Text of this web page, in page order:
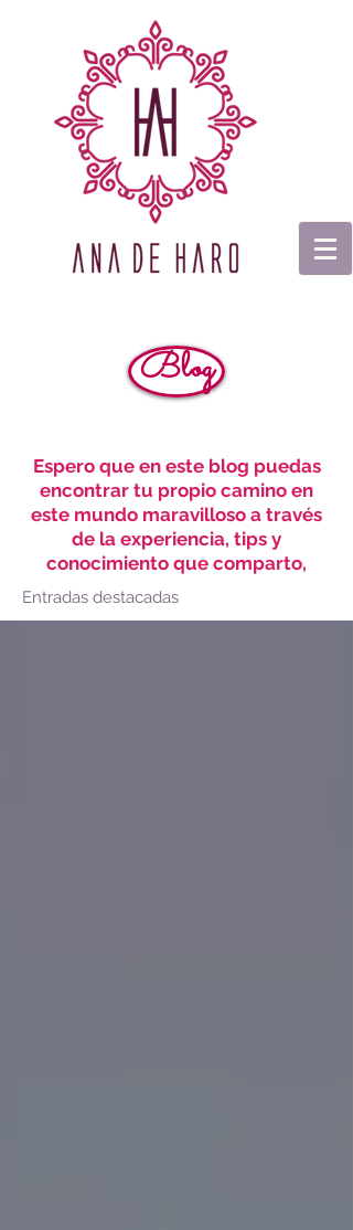
Blog
Espero que en este blog puedas
encontrar tu propio camino en
este mundo maravilloso a través
de la experiencia, tips y
conocimiento que comparto,
Entradas destacadas